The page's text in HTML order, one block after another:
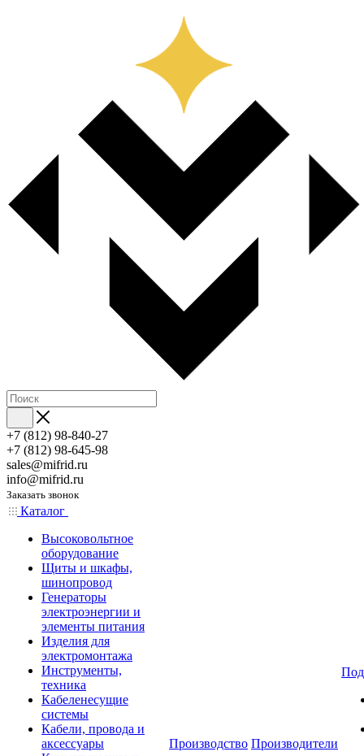
+7 (812) 98-840-27
+7 (812) 98-645-98
sales@mifrid.ru
info@mifrid.ru
Заказать звонок
Каталог
Высоковольтное
оборудование
Щиты и шкафы,
шинопровод
Генераторы
электроэнергии и
элементы питания
Изделия для
электромонтажа
Инструменты,
техника
Кабеленесущие
системы
Кабели, провода и
аксессуары
Производство Производители